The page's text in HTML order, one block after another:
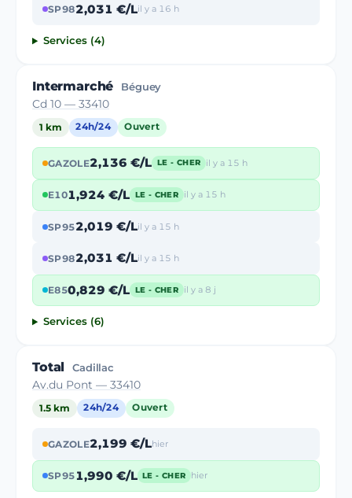
SP982,031 €/Lil y a 16 h
Services (4)
Intermarché Béguey
Cd 10 — 33410
1 km 24h/24 Ouvert
GAZOLE2,136 €/L LE - CHER il y a 15 h
E101,924 €/L LE - CHER il y a 15 h
SP952,019 €/Lil y a 15 h
SP982,031 €/Lil y a 15 h
E850,829 €/L LE - CHER il y a 8 j
Services (6)
Total Cadillac
Av.du Pont — 33410
1.5 km 24h/24 Ouvert
GAZOLE2,199 €/Lhier
SP951,990 €/L LE - CHER hier